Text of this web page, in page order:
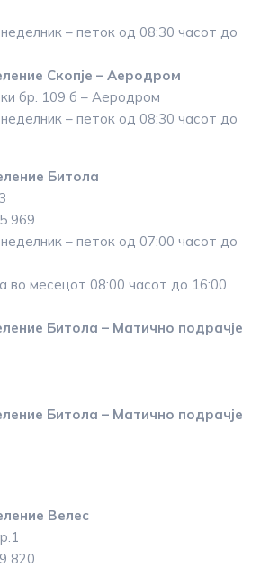
– петок од 08:30 часот до
Скопје – Аеродром
бр. 109 б – Аеродром
– петок од 08:30 часот до
Битола
969
– петок од 07:00 часот до
во месецот 08:00 часот до 16:00
Битола – Матично подрачје
Битола – Матично подрачје
Велес
820